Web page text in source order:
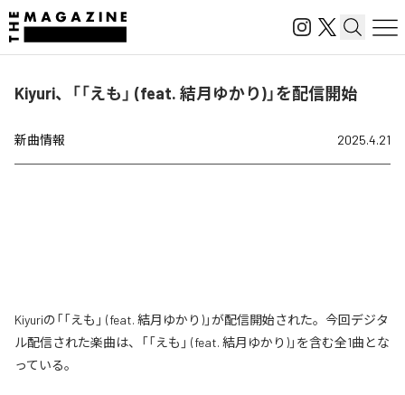
Kiyuri、「「えも」 (feat. 結月ゆかり)」を配信開始
新曲情報 2025.4.21
Kiyuriの「「えも」 (feat. 結月ゆかり)」が配信開始された。今回デジタ
ル配信された楽曲は、「「えも」 (feat. 結月ゆかり)」を含む全1曲とな
っている。